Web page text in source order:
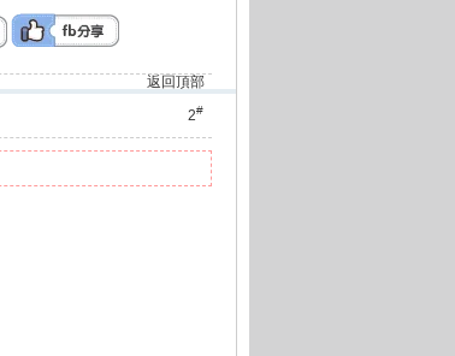
返回頂部
2#